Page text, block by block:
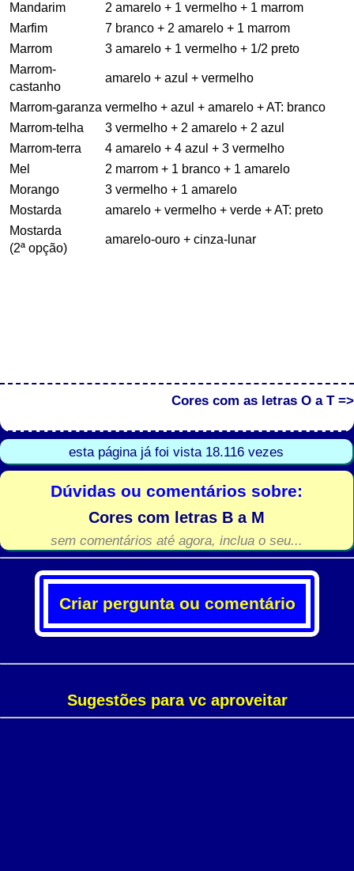
Cores com as letras O a T =>
esta página já foi vista 18.116 vezes
Dúvidas ou comentários sobre:
Cores com letras B a M
sem comentários até agora, inclua o seu...
Criar pergunta ou comentário
Sugestões para vc aproveitar